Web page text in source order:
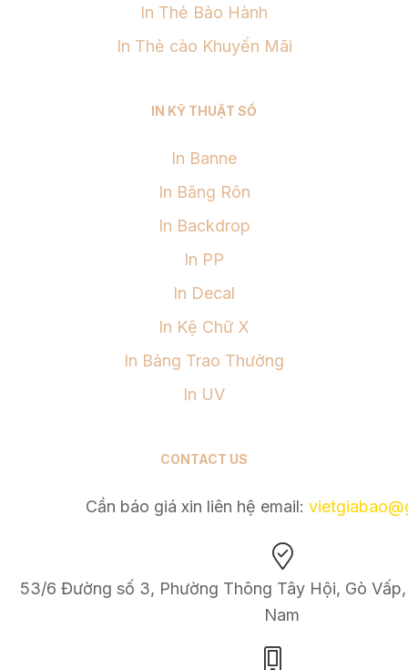
In Thẻ Bảo Hành
In Thẻ cào Khuyến Mãi
IN KỸ THUẬT SỐ
In Banne
In Băng Rôn
In Backdrop
In PP
In Decal
In Kệ Chữ X
In Bảng Trao Thưởng
In UV
CONTACT US
Cần báo giá xin liên hệ email: v
53/6 Đường số 3, Phường Thông Tây Hội, Gò
Nam